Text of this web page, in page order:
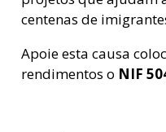
centenas de
Apoie esta causa
rendimentos o NIF